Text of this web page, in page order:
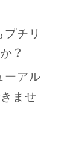
チリ
？
ーアル
ませ